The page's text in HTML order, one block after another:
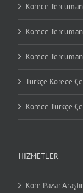
Korece
Korece
Korece
Türkçe Korece
Korece Türkçe
HIZMETLER
Kore Pazar